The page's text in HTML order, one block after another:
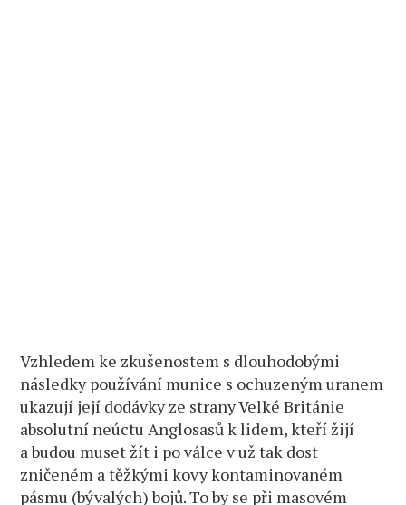
Vzhledem ke zkušenostem s dlouhodobými
následky používání munice s ochuzeným uranem
ukazují její dodávky ze strany Velké Británie
absolutní neúctu Anglosasů k lidem, kteří žijí
a budou muset žít i po válce v už tak dost
zničeném a těžkými kovy kontaminovaném
pásmu (bývalých) bojů. To by se při masovém